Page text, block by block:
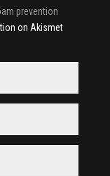
prevention
on Akismet